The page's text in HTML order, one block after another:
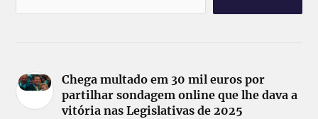
Chega multado em 30 mil euros por
partilhar sondagem online que lhe dava a
vitória nas Legislativas de 2025